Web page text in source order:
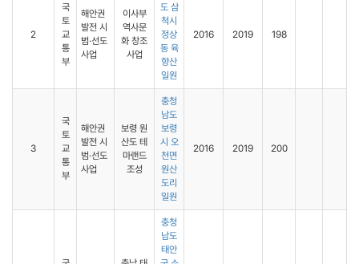
2
국
토
교
통
부
해안권
발전 시
범·선도
사업
이사부
역사문
화 창조
사업
도 삼
척시
정상
동 육
향산
일원
2016 2019 198
3
국
토
교
통
부
해안권
발전 시
범·선도
사업
보령 원
산도 테
마랜드
조성
충청
남도
보령
시 오
천면
원산
도리
일원
2016 2019 200
충청
남도
태안